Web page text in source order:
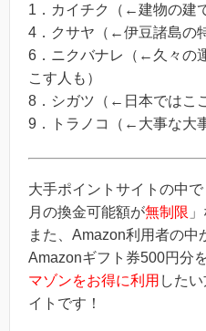
1．カイチク（←建物の建
4．クサヤ（←伊豆諸島の
6．ニクバナレ（←久々の
こす人も）
8．シガツ（←日本ではこ
9．トラノコ（←大事な大
大手ポイントサイトの中
月の換金可能額が無制限
また、Amazon利用者の中
Amazonギフト券500円分
マゾンをお得に利用 した
イトです！